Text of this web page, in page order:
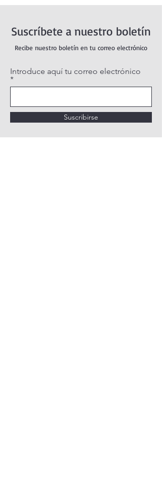
Suscríbete a nuestro boletín
Recibe nuestro boletín en tu correo electrónico
Introduce aquí tu correo electrónico
Suscribirse